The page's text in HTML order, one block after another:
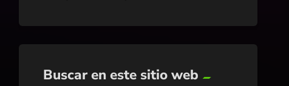
Buscar en este sitio web